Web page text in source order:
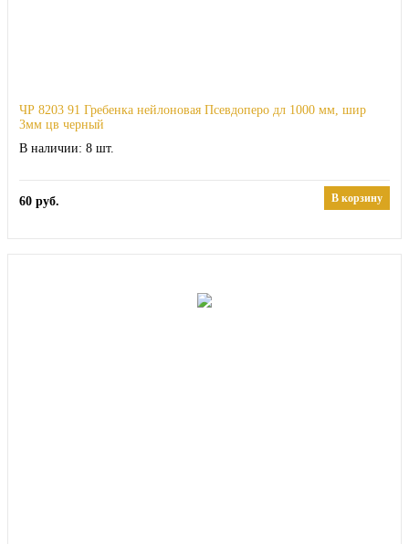
ЧР 8203 91 Гребенка нейлоновая Псевдоперо дл 1000 мм, шир
3мм цв черный
8
60 руб. В корзину